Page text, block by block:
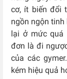
cơ, ít biến đổi
ngồn ngộn
lại ở mức quá
đơn là đi
của các
kém hiệu quả